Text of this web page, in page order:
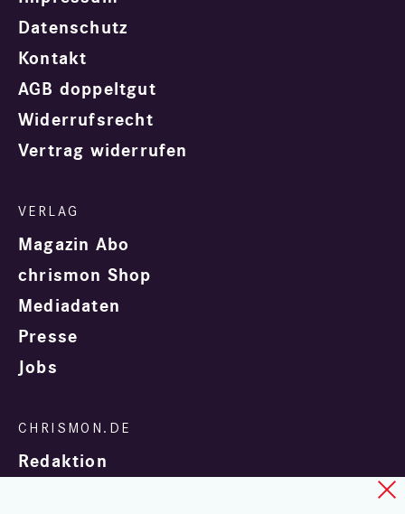
Datenschutz
Kontakt
AGB doppeltgut
Widerrufsrecht
Vertrag widerrufen
Magazin Abo
chrismon Shop
Mediadaten
Presse
Jobs
Redaktion